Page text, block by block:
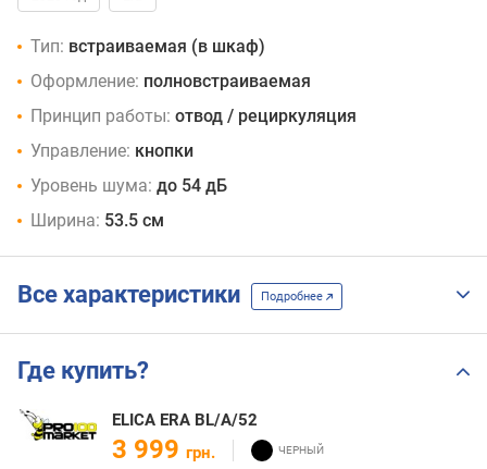
Тип: встраиваемая (в шкаф)
Оформление: полновстраиваемая
Принцип работы: отвод / рециркуляция
Управление: кнопки
Уровень шума: до 54 дБ
Ширина: 53.5 см
Все характеристики Подробнее
Где купить?
ELICA ERA BL/A/52
3 999 грн.